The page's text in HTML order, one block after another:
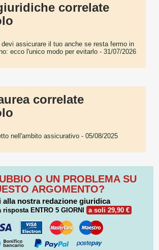
correlate
devi assicurare il tuo anche se resta fermo in
ecco l'unico modo per evitarlo - 31/07/2026
correlate
nell'ambito assicurativo - 05/08/2025
O UN PROBLEMA SU
ARGOMENTO?
alla nostra redazione giuridica
risposta ENTRO 5 GIORNI a soli 29,90 €